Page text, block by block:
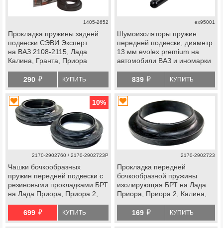
1405-2652
Прокладка пружины задней
подвески СЭВИ Эксперт
на ВАЗ 2108-2115, Лада
Калина, Гранта, Приора
290 й КУПИТЬ
ex95001
Шумоизоляторы пружин
передней подвески, диаметр
13 мм evolex premium на
автомобили ВАЗ и иномарки
839 й КУПИТЬ
10%
2170-2902760 / 2170-2902723Р
Чашки бочкообразных
пружин передней подвески с
резиновыми прокладками БРТ
на Лада Приора, Приора 2,
Гранта fl, datsun
699 й КУПИТЬ
2170-2902723
Прокладка передней
бочкообразной пружины
изолирующая БРТ на Лада
Приора, Приора 2, Калина,
datsun169 й КУПИТЬ